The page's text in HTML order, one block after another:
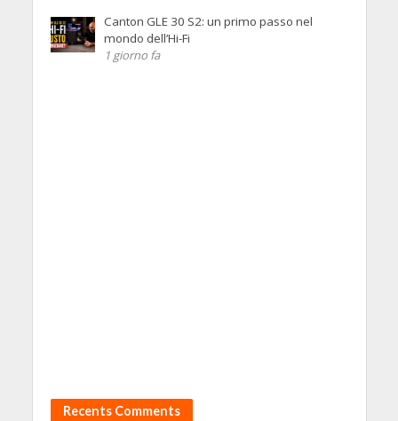
Canton GLE 30 S2: un primo passo nel
mondo dell’Hi-Fi
1 giorno fa
Recents Comments